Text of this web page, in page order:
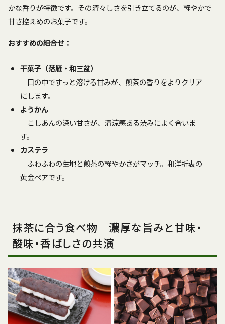
かな香りが特徴です。その清々しさを引き立てるのが、軽やかで
甘さ控えめのお菓子です。
おすすめの組合せ：
干菓子（落雁・和三盆）
口の中ですっと溶ける甘みが、煎茶の香りをよりクリア
にします。
ようかん
こしあんの深い甘さが、清涼感ある渋みによく合いま
す。
カステラ
ふわふわの生地と煎茶の軽やかさがマッチ。和洋折衷の
黄金ペアです。
抹茶に合う食べ物｜濃厚な旨みと甘味・
酸味・香ばしさの共演